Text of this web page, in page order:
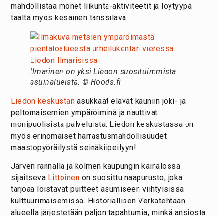
mahdollistaa monet liikunta-aktiviteetit ja löytyypä
täältä myös kesäinen tanssilava.
Ilmarinen on yksi Liedon suosituimmista
asuinalueista. © Hoods.fi
Liedon keskustan asukkaat elävät kauniin joki- ja
peltomaisemien ympäröiminä ja nauttivat
monipuolisista palveluista. Liedon keskustassa on
myös erinomaiset harrastusmahdollisuudet
maastopyöräilystä seinäkiipeilyyn!
Järven rannalla ja kolmen kaupungin kainalossa
sijaitseva Littoinen on suosittu naapurusto, joka
tarjoaa loistavat puitteet asumiseen viihtyisissä
kulttuurimaisemissa. Historiallisen Verkatehtaan
alueella järjestetään paljon tapahtumia, minkä ansiosta